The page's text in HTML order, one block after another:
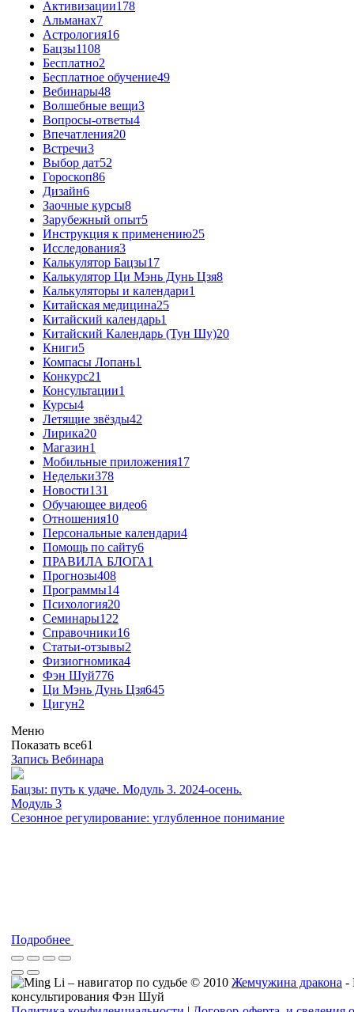
Активизации178
Альманах7
Астрология16
Бацзы1108
Бесплатно2
Бесплатное обучение49
Вебинары48
Волшебные вещи3
Вопросы-ответы4
Впечатления20
Встречи3
Выбор дат52
Гороскоп86
Дизайн6
Заочные курсы8
Зарубежный опыт5
Инструкция к применению25
Исследования3
Калькулятор Бацзы17
Калькулятор Ци Мэнь Дунь Цзя8
Калькуляторы и календари1
Китайская медицина25
Китайский календарь1
Китайский Календарь (Тун Шу)20
Книги5
Компасы Лопань1
Конкурс21
Консультации1
Курсы4
Летящие звёзды42
Лирика20
Магазин1
Мобильные приложения17
Недельки378
Новости131
Обучающее видео6
Отношения10
Персональные календари4
Помощь по сайту6
ПРАВИЛА БЛОГА1
Прогнозы408
Программы14
Психология20
Семинары122
Справочники16
Статьи-отзывы2
Физиогномика4
Фэн Шуй776
Ци Мэнь Дунь Цзя645
Цигун2
Меню
Показать все61
Запись Вебинара
Бацзы: путь к удаче. Модуль 3. 2024-осень.
Модуль 3
Сезонное регулирование: углубленное понимание
Подробнее
© 2010 Жемчужина дракона -
консультирования Фэн Шуй